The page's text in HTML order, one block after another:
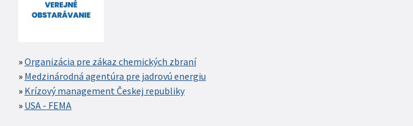
Organizácia pre zákaz chemických zbraní
Medzinárodná agentúra pre jadrovú energiu
Krízový management Českej republiky
USA - FEMA